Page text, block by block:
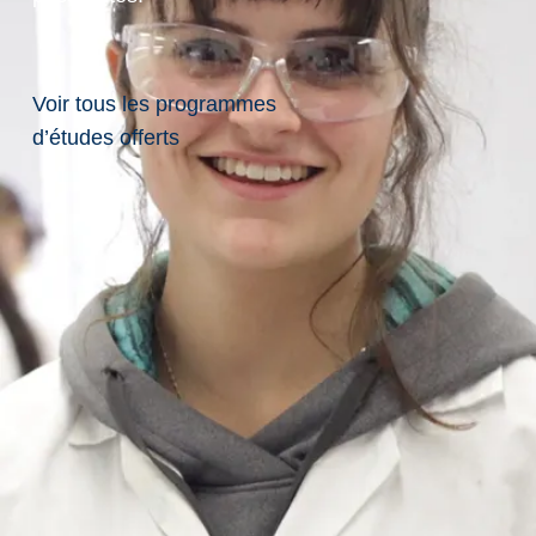
Voir tous les programmes
d’études offerts
Lauréats
de
Bourses
de
recherche
de
premier
cycle (#3)